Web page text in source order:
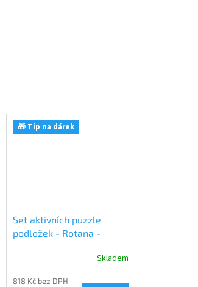
🎁 Tip na dárek
Set aktivních puzzle
podložek - Rotana -
Skladem
818 Kč bez DPH